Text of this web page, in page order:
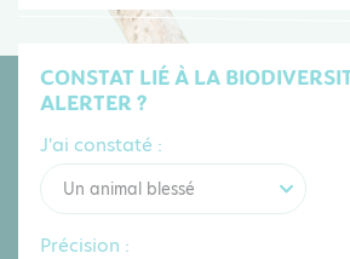
CONSTAT LIÉ À LA
ALERTER ?
J'ai constaté :
Un animal blessé
Précision :